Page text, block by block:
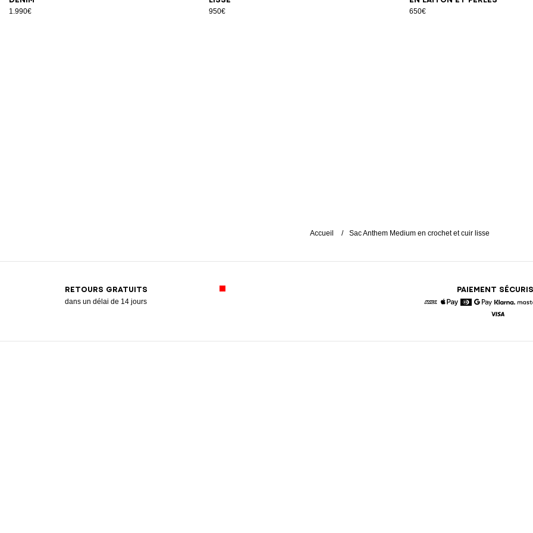
1.990€ 950€ 650€
Accueil Sac Anthem Medium en crochet et cuir lisse
RETOURS GRATUITS
dans un délai de 14 jours
PAIEMENT
Google Pay
Klarna